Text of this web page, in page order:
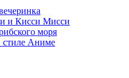
и Кисси Мисси
моря
стиле Аниме